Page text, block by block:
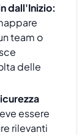
dall'Inizio:
team o
delle
essere
rilevanti